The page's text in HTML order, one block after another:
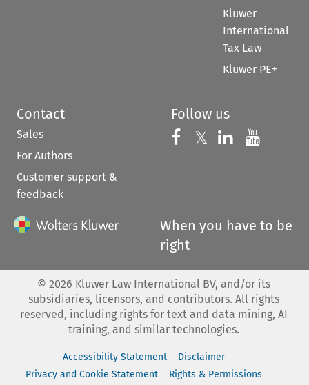
Kluwer
International
Tax Law
Kluwer PE+
Contact
Sales
For Authors
Customer support &
feedback
Follow us
Follow us on
𝕏 Follow us on
Follow us
When you have to be
right
© 2026 Kluwer Law International BV, and/or its
subsidiaries, licensors, and contributors. All rights
reserved, including rights for text and data mining, AI
training, and similar technologies.
Accessibility Statement
Disclaimer
Privacy and Cookie Statement
Rights & Permissions